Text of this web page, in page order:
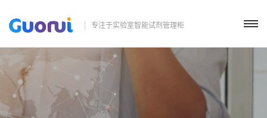
专注于实验室智能试剂管理柜